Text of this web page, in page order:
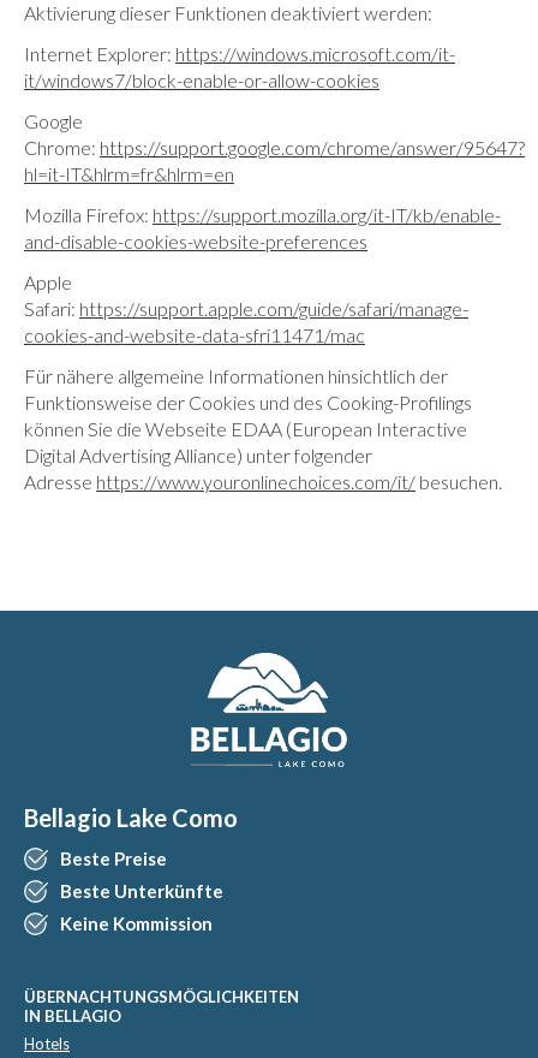
Aktivierung dieser Funktionen deaktiviert werden:
Internet Explorer: https://windows.microsoft.com/it-
it/windows7/block-enable-or-allow-cookies
Google
Chrome: https://support.google.com/chrome/answer/95647?
hl=it-IT&hlrm=fr&hlrm=en
Mozilla Firefox: https://support.mozilla.org/it-IT/kb/enable-
and-disable-cookies-website-preferences
Apple
Safari: https://support.apple.com/guide/safari/manage-
cookies-and-website-data-sfri11471/mac
Für nähere allgemeine Informationen hinsichtlich der
Funktionsweise der Cookies und des Cooking-Profilings
können Sie die Webseite EDAA (European Interactive
Digital Advertising Alliance) unter folgender
Adresse https://www.youronlinechoices.com/it/ besuchen.
Bellagio Lake Como
Beste Preise
Beste Unterkünfte
Keine Kommission
ÜBERNACHTUNGSMÖGLICHKEITEN
IN BELLAGIO
Hotels